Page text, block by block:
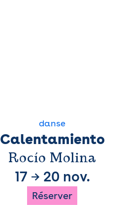
danse
Calentamiento
Rocío Molina
17 → 20 nov.
Réserver